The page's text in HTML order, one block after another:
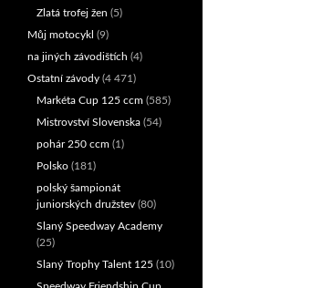
Zlatá trofej žen (5)
Můj motocykl (9)
na jiných závodištích (4)
Ostatní závody (4 471)
Markéta Cup 125 ccm (585)
Mistrovství Slovenska (54)
pohár 250 ccm (1)
Polsko (181)
polský šampionát
juniorských družstev (80)
Slaný Speedway Academy
(25)
Slaný Trophy Talent 125 (10)